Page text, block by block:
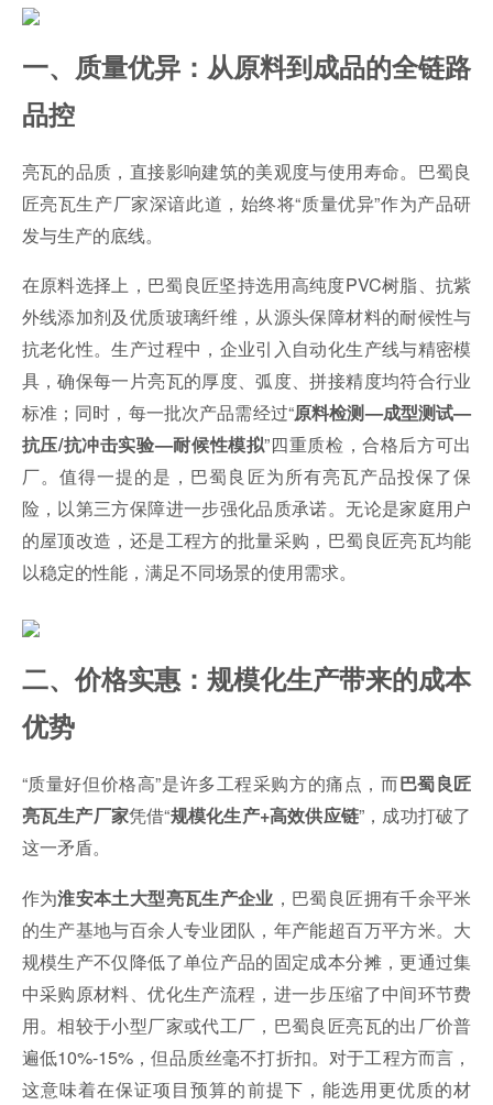
一、质量优异：从原料到成品的全链路
品控
亮瓦的品质，直接影响建筑的美观度与使用寿命。巴蜀良
匠亮瓦生产厂家深谙此道，始终将“质量优异”作为产品研
发与生产的底线。
在原料选择上，巴蜀良匠坚持选用高纯度PVC树脂、抗紫
外线添加剂及优质玻璃纤维，从源头保障材料的耐候性与
抗老化性。生产过程中，企业引入自动化生产线与精密模
具，确保每一片亮瓦的厚度、弧度、拼接精度均符合行业
标准；同时，每一批次产品需经过“原料检测—成型测试—
抗压/抗冲击实验—耐候性模拟”四重质检，合格后方可出
厂。值得一提的是，巴蜀良匠为所有亮瓦产品投保了保
险，以第三方保障进一步强化品质承诺。无论是家庭用户
的屋顶改造，还是工程方的批量采购，巴蜀良匠亮瓦均能
以稳定的性能，满足不同场景的使用需求。
二、价格实惠：规模化生产带来的成本
优势
“质量好但价格高”是许多工程采购方的痛点，而巴蜀良匠
亮瓦生产厂家凭借“规模化生产+高效供应链”，成功打破了
这一矛盾。
作为淮安本土大型亮瓦生产企业 ，巴蜀良匠拥有千余平米
的生产基地与百余人专业团队，年产能超百万平方米。大
规模生产不仅降低了单位产品的固定成本分摊，更通过集
中采购原材料、优化生产流程，进一步压缩了中间环节费
用。相较于小型厂家或代工厂，巴蜀良匠亮瓦的出厂价普
遍低10%-15%，但品质丝毫不打折扣。对于工程方而言，
这意味着在保证项目预算的前提下，能选用更优质的材